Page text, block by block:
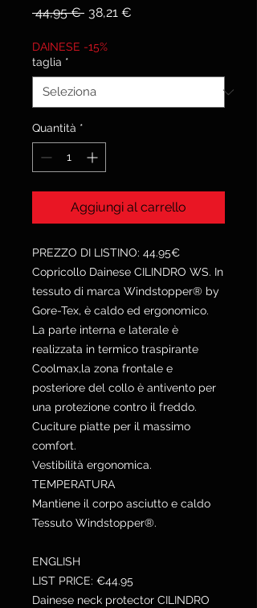
44,95 € Prezzo
38,21 €
DAINESE -15%
taglia *
Quantità *
Aggiungi al carrello
PREZZO DI LISTINO: 44.95€
Copricollo Dainese CILINDRO WS. In
tessuto di marca Windstopper® by
Gore-Tex, è caldo ed ergonomico.
La parte interna e laterale è
realizzata in termico traspirante
Coolmax,la zona frontale e
posteriore del collo è antivento per
una protezione contro il freddo.
Cuciture piatte per il massimo
comfort.
Vestibilità ergonomica.
TEMPERATURA
Mantiene il corpo asciutto e caldo
Tessuto Windstopper®.
ENGLISH
LIST PRICE: €44.95
Dainese neck protector CILINDRO